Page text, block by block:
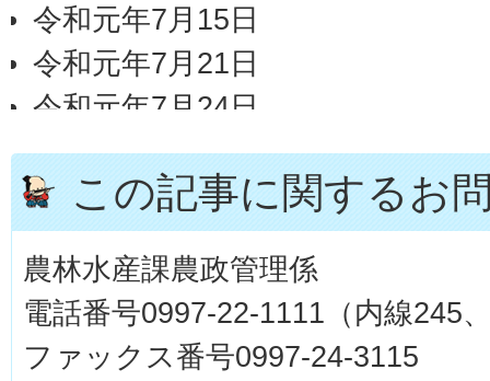
令和元年7月15日
令和元年7月21日
令和元年7月24日
令和元年7月28日
令和元年7月31日
この記事に関するお
農林水産課農政管理係
電話番号0997-22-1111（内線245
ファックス番号0997-24-3115